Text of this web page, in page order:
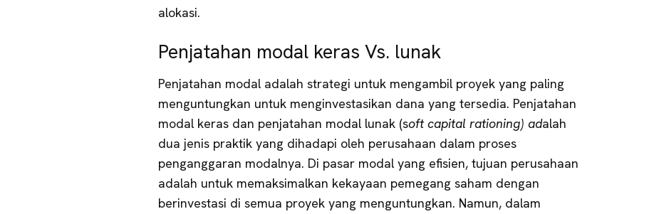
alokasi.
Penjatahan modal keras Vs. lunak
Penjatahan modal adalah strategi untuk mengambil proyek yang paling
menguntungkan untuk menginvestasikan dana yang tersedia. Penjatahan
modal keras dan penjatahan modal lunak (soft capital rationing) adalah
dua jenis praktik yang dihadapi oleh perusahaan dalam proses
penganggaran modalnya. Di pasar modal yang efisien, tujuan perusahaan
adalah untuk memaksimalkan kekayaan pemegang saham dengan
berinvestasi di semua proyek yang menguntungkan. Namun, dalam